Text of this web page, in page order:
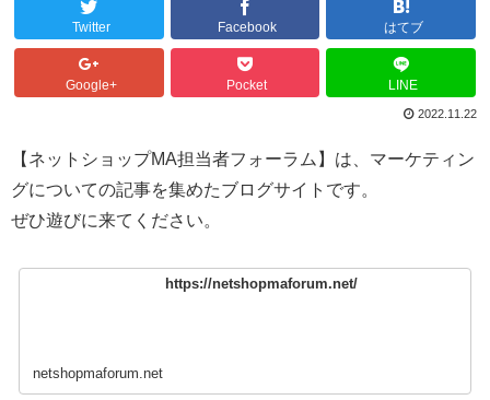
Twitter Facebook はてブ
Google+ Pocket LINE
2022.11.22
【ネットショップMA担当者フォーラム】は、マーケティン
グについての記事を集めたブログサイトです。
ぜひ遊びに来てください。
https://netshopmaforum.net/
netshopmaforum.net